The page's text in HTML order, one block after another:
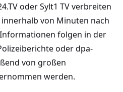
oder Sylt1 TV verbreiten
von Minuten nach
folgen in der
oder dpa-
von großen
werden.